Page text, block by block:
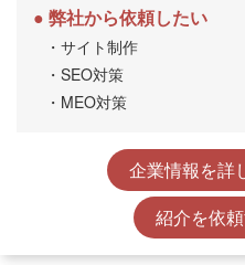
弊社から依頼したい
・サイト制作
・SEO対策
・MEO対策
企業情報を詳
紹介を依